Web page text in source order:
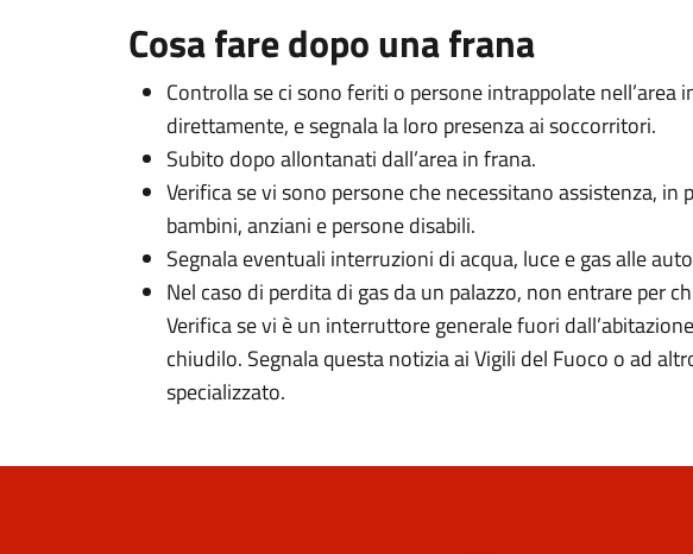
Cosa fare dopo una frana
Controlla se ci sono feriti o persone intrappolate nell’area
direttamente, e segnala la loro presenza ai soccorritori.
Subito dopo allontanati dall’area in frana.
Verifica se vi sono persone che necessitano assistenza, in
bambini, anziani e persone disabili.
Segnala eventuali interruzioni di acqua, luce e gas alle
Nel caso di perdita di gas da un palazzo, non entrare per
Verifica se vi è un interruttore generale fuori
chiudilo. Segnala questa notizia ai Vigili del Fuoco o ad
specializzato.